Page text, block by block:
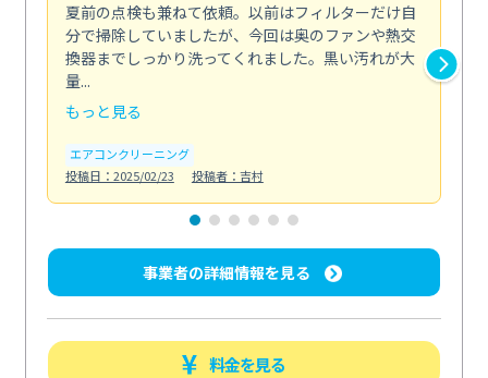
夏前の点検も兼ねて依頼。以前はフィルターだけ自
分で掃除していましたが、今回は奥のファンや熱交
換器までしっかり洗ってくれました。黒い汚れが大
量...
もっと見る
エアコンクリーニング
投稿日：2025/02/23
投稿者：吉村
事業者の詳細情報を見る
料金を見る